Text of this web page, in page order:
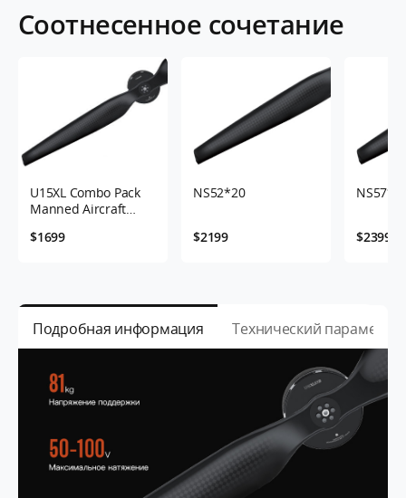
Соотнесенное сочетание
U15XL Combo Pack
Manned Aircraft
38KV Thunder 300A
$1699
NS52*20
$2199 $2399
Подробная информация Технический параметр